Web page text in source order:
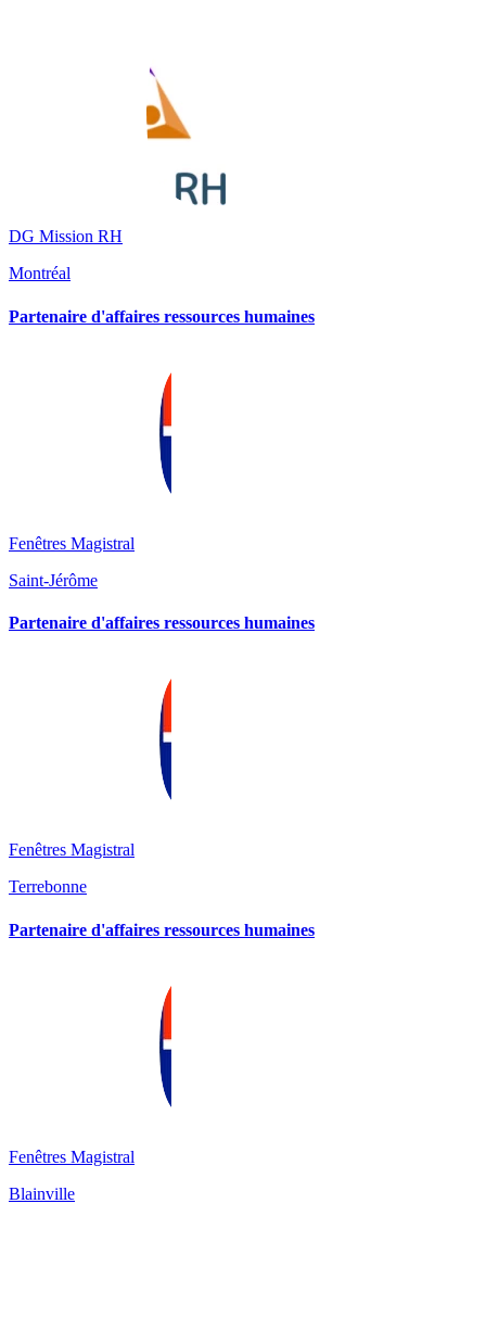
DG Mission RH
Montréal
Partenaire d'affaires ressources humaines
Fenêtres Magistral
Saint-Jérôme
Partenaire d'affaires ressources humaines
Fenêtres Magistral
Terrebonne
Partenaire d'affaires ressources humaines
Fenêtres Magistral
Blainville